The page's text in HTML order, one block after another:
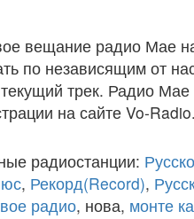
вещание радио Мае
по независящим от
текущий трек. Радио
на сайте Vo-
радиостанции:
, Рекорд(Record),
радио, нова, монте